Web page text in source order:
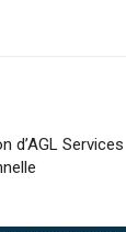
d’AGL Services